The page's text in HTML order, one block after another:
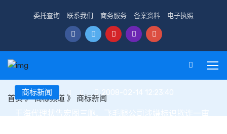
委托查询 联系我们 商务服务 备案资料 电子执照
首页》商标频道 》 商标新闻
商标新闻 2008-02-14 12:23:40
王海代理状告宏图三胞、飞毛腿公司涉嫌标识欺诈一审